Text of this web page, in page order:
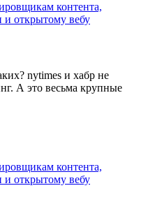
контента,
и открытому вебу
nytimes и хабр не
А это весьма крупные
контента,
и открытому вебу